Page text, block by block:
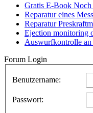
Gratis E-Book Noch
Reparatur eines
Reparatur
Ejection monitoring
Auswurfkontrolle an
Forum Login
Benutzername:
Passwort: